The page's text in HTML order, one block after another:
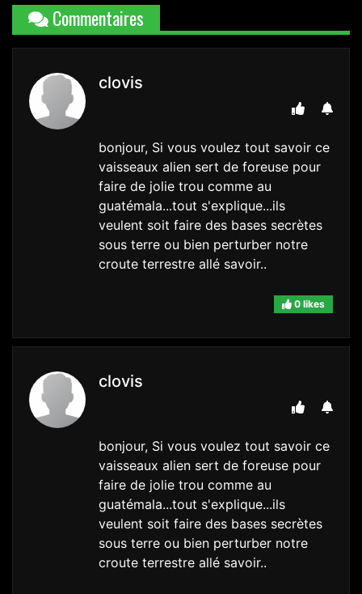
Commentaires
clovis
bonjour, Si vous voulez tout savoir ce
vaisseaux alien sert de foreuse pour
faire de jolie trou comme au
guatémala...tout s'explique...ils
veulent soit faire des bases secrètes
sous terre ou bien perturber notre
croute terrestre allé savoir..
0 likes
clovis
bonjour, Si vous voulez tout savoir ce
vaisseaux alien sert de foreuse pour
faire de jolie trou comme au
guatémala...tout s'explique...ils
veulent soit faire des bases secrètes
sous terre ou bien perturber notre
croute terrestre allé savoir..